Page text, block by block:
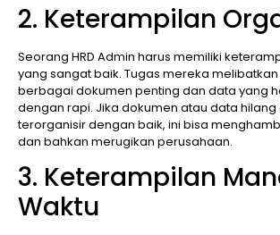
2. Keterampilan
Seorang HRD Admin harus memiliki
yang sangat baik. Tugas mereka
berbagai dokumen penting dan data yang
dengan rapi. Jika dokumen atau data hilang
terorganisir dengan baik, ini bisa
dan bahkan merugikan perusahaan.
3. Keterampilan
Waktu